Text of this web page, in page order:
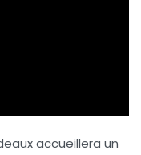
accueillera un